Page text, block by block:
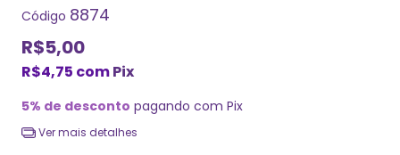
Código 8874
R$5,00
R$4,75 comPix
5% de desconto pagando com Pix
Ver mais detalhes